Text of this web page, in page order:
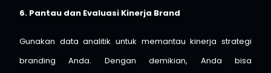
6. Pantau dan Evaluasi Kinerja Brand
Gunakan data analitik untuk memantau kinerja strategi
branding Anda. Dengan demikian, Anda bisa